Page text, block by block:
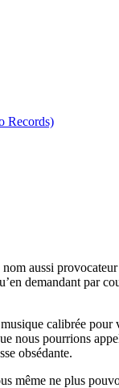
Records)
aussi
demandant par
calibrée
nous pourrions
obsédante.
même ne plus